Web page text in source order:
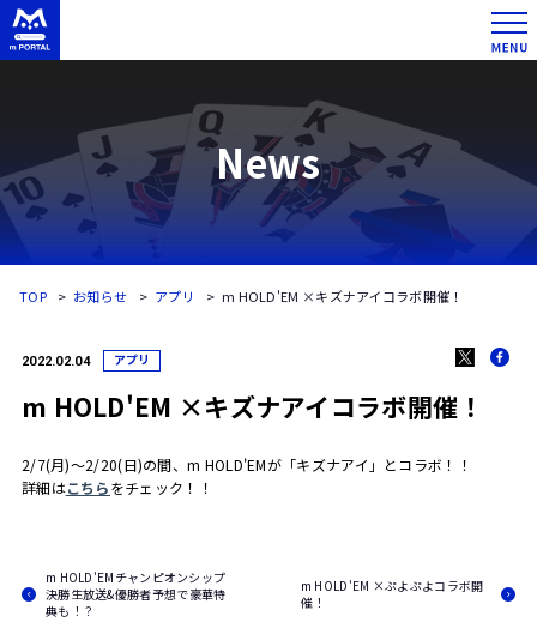
News
TOP お知らせ アプリ m HOLD'EM ×キズナアイコラボ開催！
2022.02.04 アプリ
m HOLD'EM ×キズナアイコラボ開催！
2/7(月)～2/20(日)の間、m HOLD'EMが「キズナアイ」とコラボ！！
詳細はこちらをチェック！！
m HOLD'EMチャンピオンシップ
決勝生放送&優勝者予想で豪華特
典も！？
m HOLD'EM ×ぷよぷよコラボ開
催！